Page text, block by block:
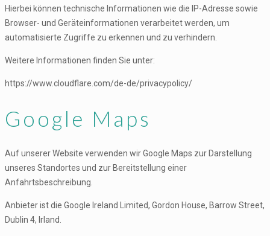
Hierbei können technische Informationen wie die IP-Adresse sowie
Browser- und Geräteinformationen verarbeitet werden, um
automatisierte Zugriffe zu erkennen und zu verhindern.
Weitere Informationen finden Sie unter:
https://www.cloudflare.com/de-de/privacypolicy/
Google Maps
Auf unserer Website verwenden wir Google Maps zur Darstellung
unseres Standortes und zur Bereitstellung einer
Anfahrtsbeschreibung.
Anbieter ist die Google Ireland Limited, Gordon House, Barrow Street,
Dublin 4, Irland.